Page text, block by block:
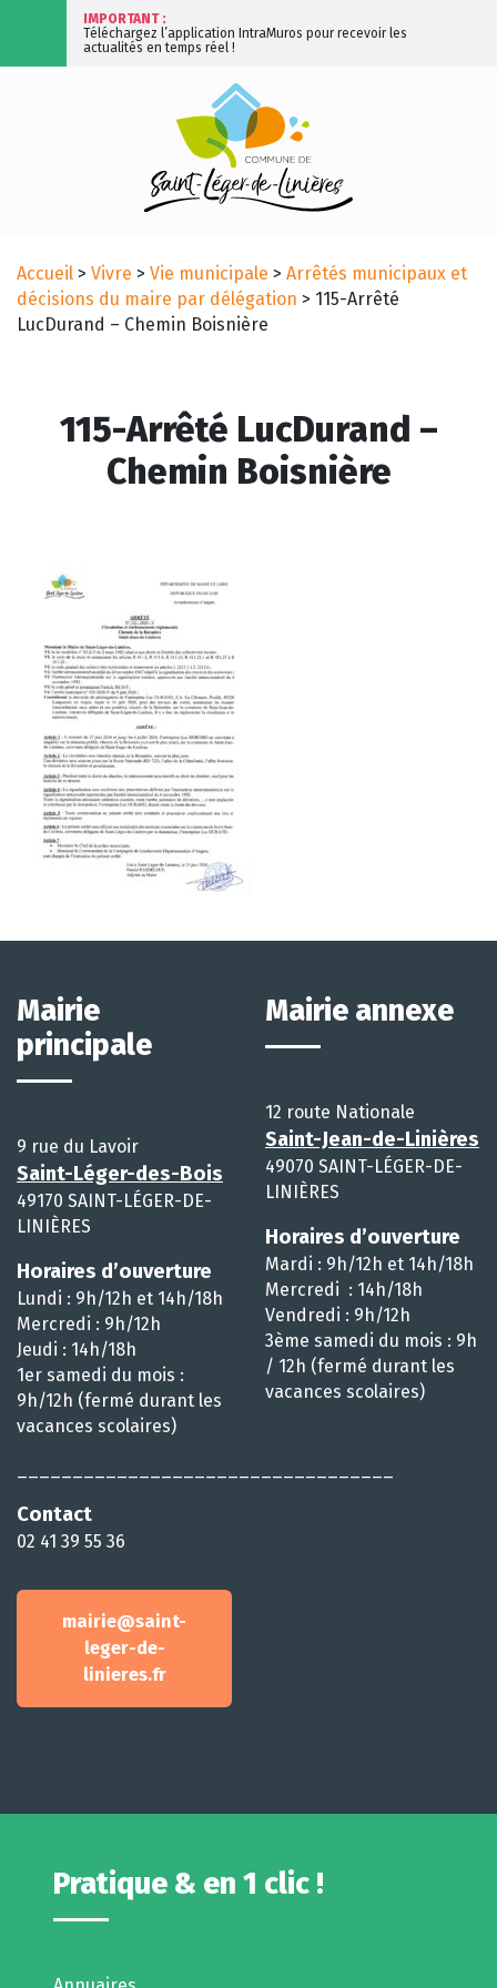
IMPORTANT :
Téléchargez l’application IntraMuros pour recevoir les
actualités en temps réel !
Accueil > Vivre > Vie municipale > Arrêtés municipaux et
décisions du maire par délégation > 115-Arrêté
LucDurand – Chemin Boisnière
115-Arrêté LucDurand –
Chemin Boisnière
Mairie
principale
9 rue du Lavoir
Saint-Léger-des-Bois
49170 SAINT-LÉGER-DE-
LINIÈRES
Horaires d’ouverture
Lundi : 9h/12h et 14h/18h
Mercredi : 9h/12h
Jeudi : 14h/18h
1er samedi du mois :
9h/12h (fermé durant les
vacances scolaires)
Contact
02 41 39 55 36
mairie@saint-
leger-de-
linieres.fr
Mairie annexe
12 route Nationale
Saint-Jean-de-Linières
49070 SAINT-LÉGER-DE-
LINIÈRES
Horaires d’ouverture
Mardi : 9h/12h et 14h/18h
Mercredi : 14h/18h
Vendredi : 9h/12h
3ème samedi du mois : 9h
/ 12h (fermé durant les
vacances scolaires)
Pratique & en 1 clic !